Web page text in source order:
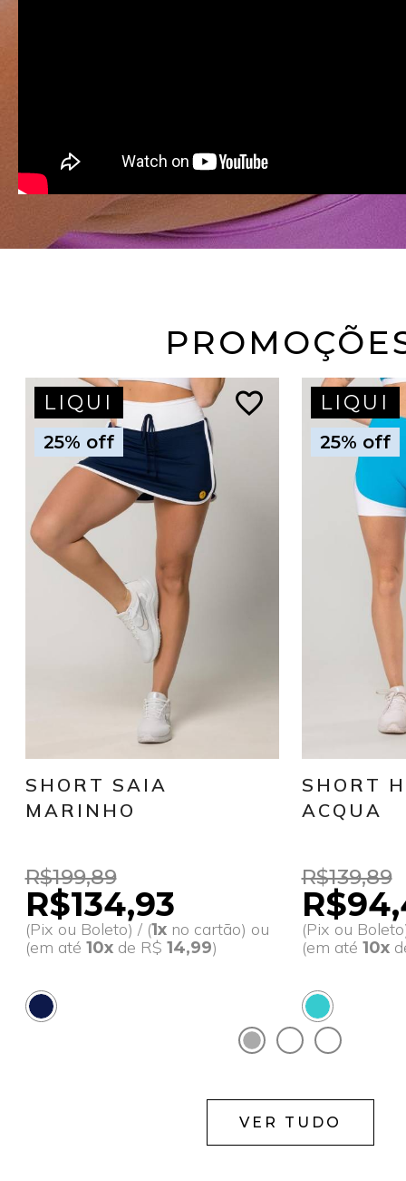
LIQUI
25% off
favorite_border
SHORT SAIA
MARINHO
R$199,89
R$134,93
(Pix ou Boleto) / (1xno cartão) ou
(em até 10x de R$ 14,99)
LIQUI
25% off
SHORT
ACQUA
R$139,89
(Pix ou
(em até 10x
VER TUDO